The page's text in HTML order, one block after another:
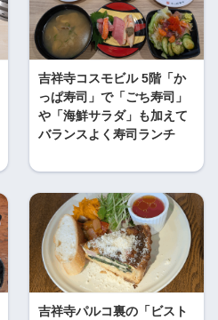
吉祥寺コスモビル 5階「か
っぱ寿司」で「ごち寿司」
や「海鮮サラダ」も加えて
バランスよく寿司ランチ
吉祥寺パルコ裏の「ビスト